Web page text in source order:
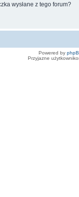
wysłane z tego forum?
Powered by
Przyjazne